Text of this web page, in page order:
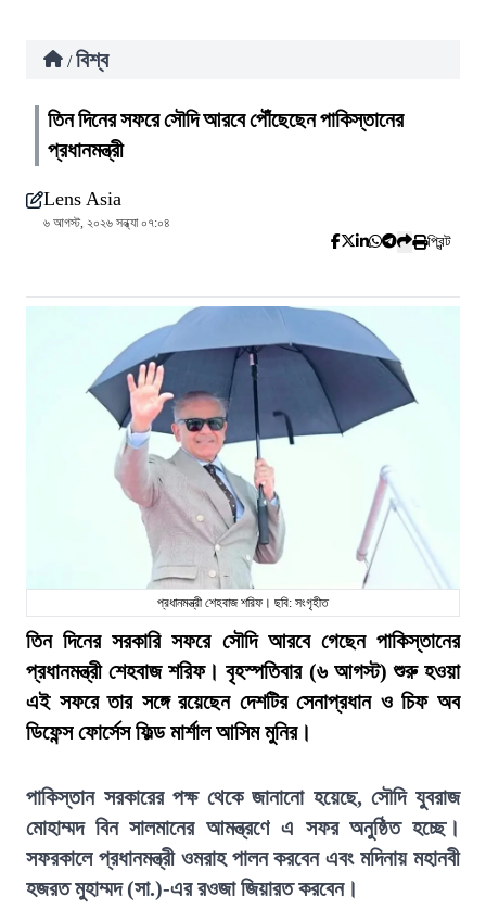
/ বিশ্ব
তিন দিনের সফরে সৌদি আরবে পৌঁছেছেন পাকিস্তানের
প্রধানমন্ত্রী
Lens Asia
৬ আগস্ট, ২০২৬ সন্ধ্যা ০৭:০৪
প্রিন্ট
প্রধানমন্ত্রী শেহবাজ শরিফ। ছবি: সংগৃহীত
তিন দিনের সরকারি সফরে সৌদি আরবে গেছেন পাকিস্তানের
প্রধানমন্ত্রী শেহবাজ শরিফ। বৃহস্পতিবার (৬ আগস্ট) শুরু হওয়া
এই সফরে তার সঙ্গে রয়েছেন দেশটির সেনাপ্রধান ও চিফ অব
ডিফেন্স ফোর্সেস ফিল্ড মার্শাল আসিম মুনির।
পাকিস্তান সরকারের পক্ষ থেকে জানানো হয়েছে, সৌদি যুবরাজ
মোহাম্মদ বিন সালমানের আমন্ত্রণে এ সফর অনুষ্ঠিত হচ্ছে।
সফরকালে প্রধানমন্ত্রী ওমরাহ পালন করবেন এবং মদিনায় মহানবী
হজরত মুহাম্মদ (সা.)-এর রওজা জিয়ারত করবেন।